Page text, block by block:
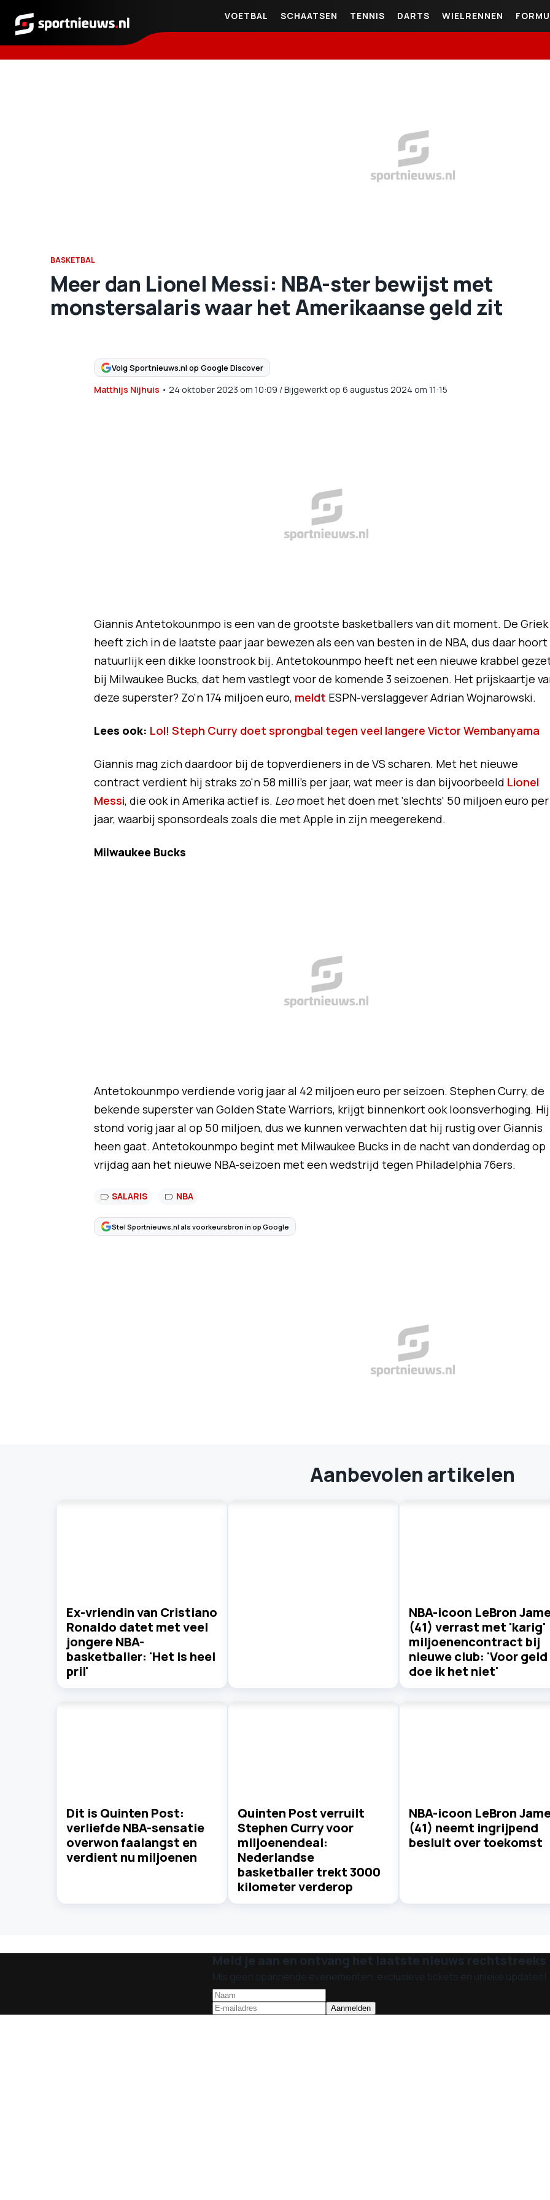
Sportnieuws.nl
VOETBAL SCHAATSEN TENNIS DARTS WIELRENNEN
BASKETBAL
Meer dan Lionel Messi: NBA-ster bewijst met
monstersalaris waar het Amerikaanse geld zit
Volg Sportnieuws.nl op Google Discover
Matthijs Nijhuis • 24 oktober 2023 om 10:09 /Bijgewerkt op 6 augustus 2024 om 11:15
Giannis Antetokounmpo is een van de grootste basketballers van dit moment. De Griek
heeft zich in de laatste paar jaar bewezen als een van besten in de NBA, dus daar hoort
natuurlijk een dikke loonstrook bij. Antetokounmpo heeft net een nieuwe krabbel
bij Milwaukee Bucks, dat hem vastlegt voor de komende 3 seizoenen. Het prijskaartje
deze superster? Zo'n 174 miljoen euro, meldt ESPN-verslaggever Adrian Wojnarowski.
Lees ook: Lol! Steph Curry doet sprongbal tegen veel langere Victor Wembanyama
Giannis mag zich daardoor bij de topverdieners in de VS scharen. Met het nieuwe
contract verdient hij straks zo'n 58 milli's per jaar, wat meer is dan bijvoorbeeld Lionel
Messi, die ook in Amerika actief is. Leomoet het doen met 'slechts' 50 miljoen euro per
jaar, waarbij sponsordeals zoals die met Apple in zijn meegerekend.
Milwaukee Bucks
Antetokounmpo verdiende vorig jaar al 42 miljoen euro per seizoen. Stephen Curry, de
bekende superster van Golden State Warriors, krijgt binnenkort ook loonsverhoging. Hij
stond vorig jaar al op 50 miljoen, dus we kunnen verwachten dat hij rustig over Giannis
heen gaat. Antetokounmpo begint met Milwaukee Bucks in de nacht van donderdag op
vrijdag aan het nieuwe NBA-seizoen met een wedstrijd tegen Philadelphia 76ers.
SALARIS NBA
Stel Sportnieuws.nl als voorkeursbron in op Google
Aanbevolen artikelen
Ex-vriendin van Cristiano
Ronaldo datet met veel
jongere NBA-
basketballer: 'Het is heel
pril'
NBA-icoon LeBron
(41) verrast met 'karig'
miljoenencontract bij
nieuwe club: 'Voor geld
doe ik het niet'
Dit is Quinten Post:
verliefde NBA-sensatie
overwon faalangst en
verdient nu miljoenen
Quinten Post verruilt
Stephen Curry voor
miljoenendeal:
Nederlandse
basketballer trekt 3000
kilometer verderop
NBA-icoon LeBron
(41) neemt ingrijpend
besluit over toekomst
Meld je aan en ontvang het laatste nieuws rechtstreeks
Mis geen spannende evenementen, exclusieve tickets en unieke updates!